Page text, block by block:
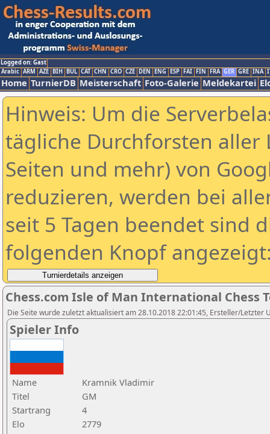
Logged on: Gast
Arabic ARM AZE BIH BUL CAT CHN CRO CZE DEN ENG ESP FAI FIN FRA GER GRE INA
Home TurnierDB Meisterschaft Foto-Galerie Meldekartei
Hinweis: Um die
tägliche Durchforsten aller
Seiten und mehr) von
reduzieren, werden bei
seit 5 Tagen beendet sind
folgenden Knopf
Chess.com Isle of Man International Chess
Die Seite wurde zuletzt aktualisiert am 28.10.2018 22:01:45, Ersteller/Letzter
Spieler Info
Name
Kramnik Vladimir
Titel
GM
Startrang
4
Elo
2779